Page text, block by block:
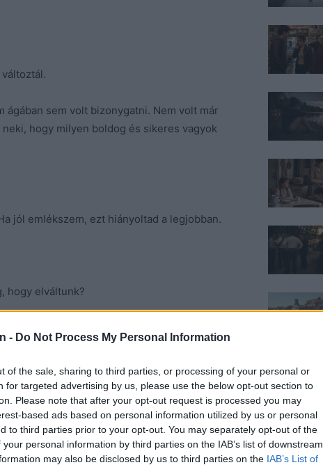
- Do Not Process My Personal Information
of the sale, sharing to third parties, or processing of your personal or
for targeted advertising by us, please use the below opt-out section to
Please note that after your opt-out request is processed you may
based ads based on personal information utilized by us or personal
to third parties prior to your opt-out. You may separately opt-out of the
personal information by third parties on the IAB’s list of downstream
may also be disclosed by us to third parties on the IAB’s List of
sem volt bizonygatni. Nem volt már
hogy milyen boldog és sikeres vagyok
jól emlékszem, ezt hiányoltad a legjobban.
hogy elváltunk?
se a múltat elemezni. Eszembe se
volt a pakliban, hogy rideg és számító
Te nem így látod?